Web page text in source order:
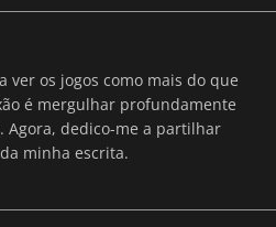
ver os jogos como mais do que
é mergulhar profundamente
Agora, dedico-me a partilhar
minha escrita.